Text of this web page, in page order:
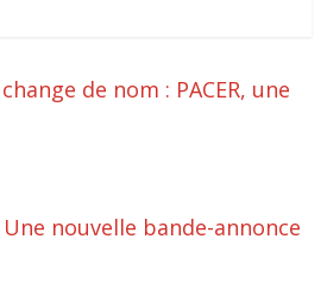
de nom : PACER, une
nouvelle bande-annonce